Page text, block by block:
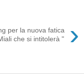
›
per la nuova fatica
che si intitolerà "